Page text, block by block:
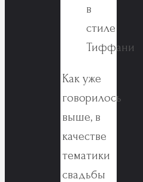
Как уже
говорилось
выше, в
качестве
тематики
свадьбы